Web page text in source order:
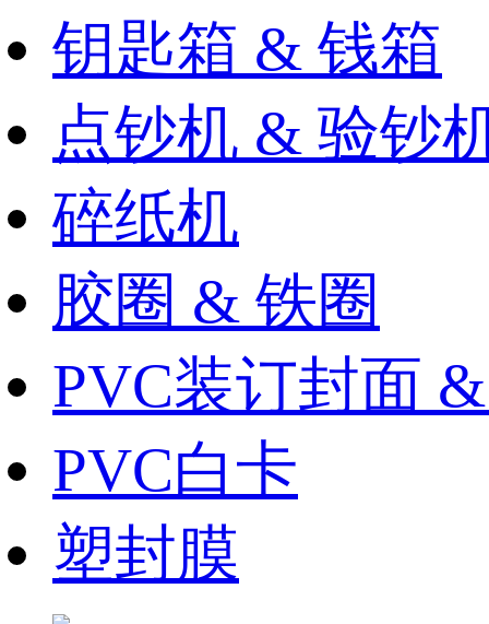
钥匙箱 & 钱箱
点钞机 & 验钞
碎纸机
胶圈 & 铁圈
PVC装订封面
PVC白卡
塑封膜